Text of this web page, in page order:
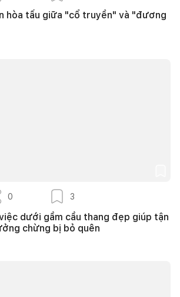
hòa tấu giữa "cổ truyền" và "đương
0 3
dưới gầm cầu thang đẹp giúp tận
chừng bị bỏ quên